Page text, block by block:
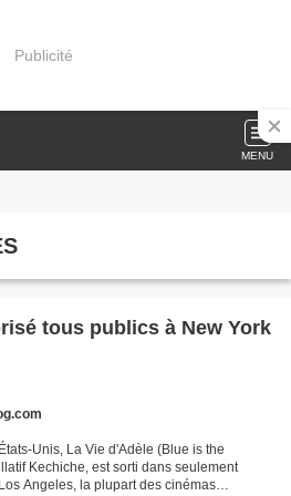
Publicité
MENU
tous publics à New York
Unis, La Vie d'Adèle (Blue is the
Kechiche, est sorti dans seulement
Angeles, la plupart des cinémas